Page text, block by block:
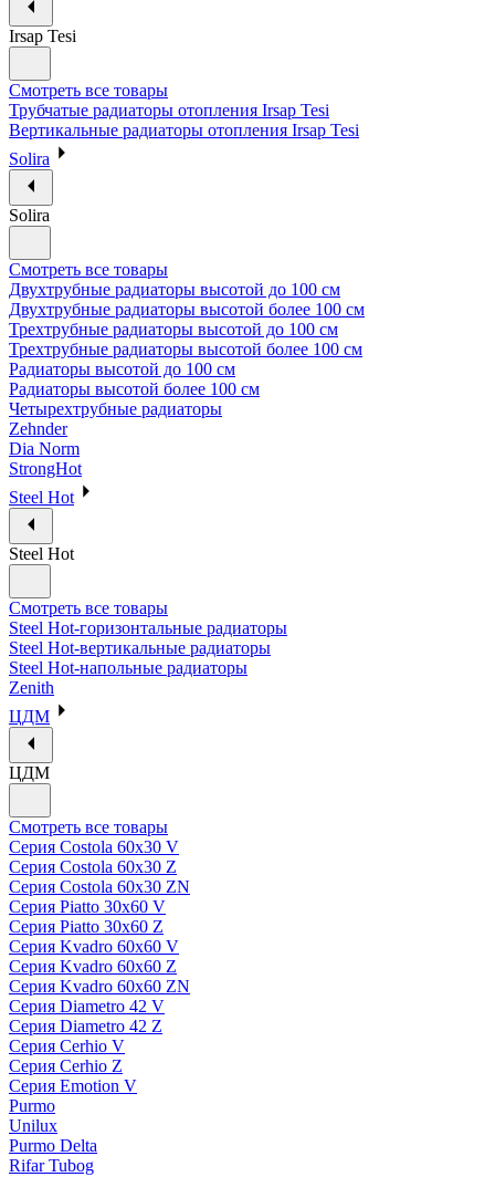
Irsap Tesi
Смотреть все товары
Трубчатые радиаторы отопления Irsap Tesi
Вертикальные радиаторы отопления Irsap Tesi
Solira
Solira
Смотреть все товары
Двухтрубные радиаторы высотой до 100 см
Двухтрубные радиаторы высотой более 100 см
Трехтрубные радиаторы высотой до 100 см
Трехтрубные радиаторы высотой более 100 см
Радиаторы высотой до 100 см
Радиаторы высотой более 100 см
Четырехтрубные радиаторы
Zehnder
Dia Norm
StrongHot
Steel Hot
Steel Hot
Смотреть все товары
Steel Hot-горизонтальные радиаторы
Steel Hot-вертикальные радиаторы
Steel Hot-напольные радиаторы
Zenith
ЦДМ
ЦДМ
Смотреть все товары
Серия Costola 60х30 V
Серия Costola 60х30 Z
Серия Costola 60х30 ZN
Серия Piatto 30х60 V
Серия Piatto 30х60 Z
Серия Kvadro 60х60 V
Серия Kvadro 60х60 Z
Серия Kvadro 60х60 ZN
Серия Diametro 42 V
Серия Diametro 42 Z
Серия Cerhio V
Серия Cerhio Z
Серия Emotion V
Purmo
Unilux
Purmo Delta
Rifar Tubog